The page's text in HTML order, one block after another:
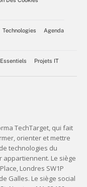
Technologies
Agenda
Projets IT